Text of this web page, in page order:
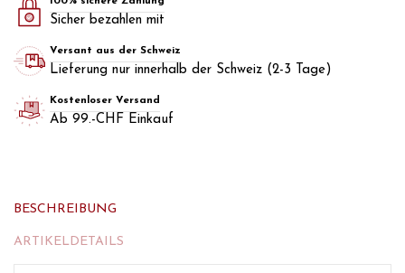
Sicher bezahlen mit
Versant aus der Schweiz
Lieferung nur innerhalb der Schweiz (2-3 Tage)
Kostenloser Versand
Ab 99.-CHF Einkauf
BESCHREIBUNG
ARTIKELDETAILS